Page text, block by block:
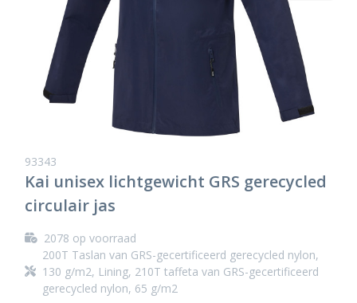
93343
Kai unisex lichtgewicht GRS gerecycled
circulair jas
2078 op voorraad
200T Taslan van GRS-gecertificeerd gerecycled nylon,
130 g/m2, Lining, 210T taffeta van GRS-gecertificeerd
gerecycled nylon, 65 g/m2